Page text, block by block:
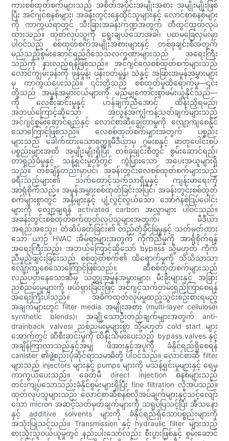
ကားစစ်ထုတ်စက်များသည် အစိတ်အပိုင်းအမျိုးအစား အမျိုးမျိုးဖြစ်
ပြီး အင်ဂျင်စနစ်များ၊ အခန်းတွင်းနေထိုင်သူများနှင့် လောင်စာစနစ်များ
ကို ကာကွယ်ရာတွင် သီးခြားအခန်းကဏ္ဍအတွက် တီထွင်ထုတ်လုပ်
ထားသည်။ ထုတ်လုပ်သူကို ရွေးချယ်သောအခါ၊ ပထမခြေလှမ်းမှာ
ပါဝင်သည့် စစ်ထုတ်စက်အမျိုးအစားများနှင့် တစ်ခုချင်းစီအတွက်
မည်သည့်စွမ်းဆောင်ရည်ဝိသေသလက္ခဏာများသည် အရေးကြီး
သည်ကို နားလည်ရန်ဖြစ်သည်။ အင်ဂျင်လေစစ်ထုတ်စက်များသည်
လောင်ကျွမ်းခန်းကို ဖုန်မှုန့်၊ ပန်းဝတ်မှုန်၊ သဲနှင့် အခြားအမှုန်အမွှားများ
မှ ကာကွယ်ပေးသည်။ ၎င်းတို့သည် စစ်ထုတ်မှုထိရောက်မှု—၎င်း
တို့သည် အမှုန်အမွှားငယ်များကို မည်မျှကောင်းစွာဖမ်းယူနိုင်သည်—
ကို လေစီးဆင်းမှုနှင့် ဟန်ချက်ညီအောင် ထိန်းညှိရမည်၊
အဘယ်ကြောင့်ဆိုသော် အလွန်အကျွံကန့်သတ်ချက်များသည်
အင်ဂျင်စွမ်းဆောင်ရည်နှင့် လောင်စာဆီချွေတာမှုကို လျော့ကျစေနိုင်
သောကြောင့်ဖြစ်သည်။ လေစစ်ထုတ်စက်များအတွက် ပစ္စည်း
များသည် ခေါက်ထားသောစက္ကူမီဒီယာမှ ဂွမ်းစနှင့် ဓာတုပေါင်းစပ်
ပစ္စည်းများအထိ အမျိုးမျိုးရှိပြီး တစ်ခုချင်းစီတွင် စွမ်းဆောင်ရည်၊
တာရှည်ခံမှုနှင့် သန့်ရှင်းမှုတို့တွင် ကွဲပြားသော အပေးအယူများရှိ
သည်။ တစ်ချိန်တည်းမှာပင်၊ အခန်းတွင်းလေစစ်ထုတ်စက်များသည်
ခရီးသည်များ၏ သက်တောင့်သက်သာရှိမှုနှင့် ကျန်းမာရေးကို
အာရုံစိုက်သည်။ အမှုန်အမွှားစစ်ထုတ်ခြင်းအပြင်၊ အခန်းတွင်းစစ်ထုတ်
စက်များစွာတွင် အနံ့များနှင့် ပျံ့လွင့်လွယ်သော အော်ဂဲနစ်ဒြပ်ပေါင်း
များကို လျှော့ချရန် activated carbon အလွှာများ ပါဝင်သည်။
အခန်းတွင်းစစ်ထုတ်စက်ထုတ်လုပ်သူများအတွက်၊ မီဒီယာ
အရည်အသွေး၊ တံဆိပ်ခတ်ခြင်း၏ တည်တံ့ခိုင်မြဲမှုနှင့် သတ်မှတ်ထား
သော ယာဉ် HVAC အိမ်ရာများအတွက် ကိုက်ညီမှုကို အာရုံစိုက်ရန်
အရေးကြီးသည်၊ အဘယ်ကြောင့်ဆိုသော် bypass သို့မဟုတ် ကိုက်
ညီမှုညံ့ဖျင်းခြင်းသည် စစ်ထုတ်စက်၏ ထိရောက်မှုကို သိသိသာသာ
လျော့ကျစေသောကြောင့်ဖြစ်သည်။ ဆီစစ်ထုတ်စက်များသည်
လည်ပတ်နေသောဆီမှ သတ္တုအမှုန်အမွှားများ၊ မီးခိုးများနှင့် အခြား
ညစ်ညမ်းမှုများကို ဖယ်ရှားခြင်းဖြင့် အင်ဂျင်သက်တမ်းရှည်ကြာစေရန်
အရေးကြီးပါသည်။ အဓိကထုတ်လုပ်မှုထည့်သွင်းစဉ်းစားရမည့်
အချက်များတွင် filter media အမျိုးအစား (multi-layer cellulose၊
synthetic blends)၊ အချို့သောဦးတည်ချက်များအတွက် anti-
drainback valves၊ ညစ်ညမ်းမှုများစွာ သို့မဟုတ် cold start များ
အောက်တွင် ဆီစီးဆင်းမှုကို ထိန်းသိမ်းပေးသည့် bypass valves နှင့်
အချိန်ကြာလာသည်နှင့်အမျှ ဖိအားနှင့်အပူကို ခံနိုင်ရည်ရှိစေရန်
canister ၏ဖွဲ့စည်းပုံဆိုင်ရာသမာဓိတို့ ပါဝင်သည်။ လောင်စာဆီ filter
များသည် injectors များနှင့် pumps များကို မသန့်ရှင်းမှုများနှင့် ရေမှ
ကာကွယ်ပေးသည်။ ခေတ်မီ direct injection စနစ်များသည်
တင်းကျပ်သောသည်းခံနိုင်စွမ်းများရှိပြီး fine filtration လိုအပ်သည်။
ထုတ်လုပ်သူများသည် လောင်စာဆီစနစ်လိုအပ်ချက်များနှင့်သင့်လျော်
သော micron အဆင့်သတ်မှတ်ချက်များကို သရုပ်ပြသင့်ပြီး အီသနော
နှင့် additive solvents များကို ခံနိုင်ရည်ရှိသောပစ္စည်းများကို
အသုံးပြုသင့်သည်။ Transmission နှင့် hydraulic filter များသည်
စားသုံးသူဝယ်ယူမှုတွင် နည်းပါးသော်လည်း စီးပွားဖြစ်နှင့် စွမ်းဆောင်